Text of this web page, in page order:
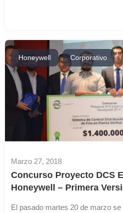
Honeywell , Corporativo
Marzo 27, 2018
Concurso Proyecto DCS
Honeywell – Primera
El pasado martes 20 de marzo